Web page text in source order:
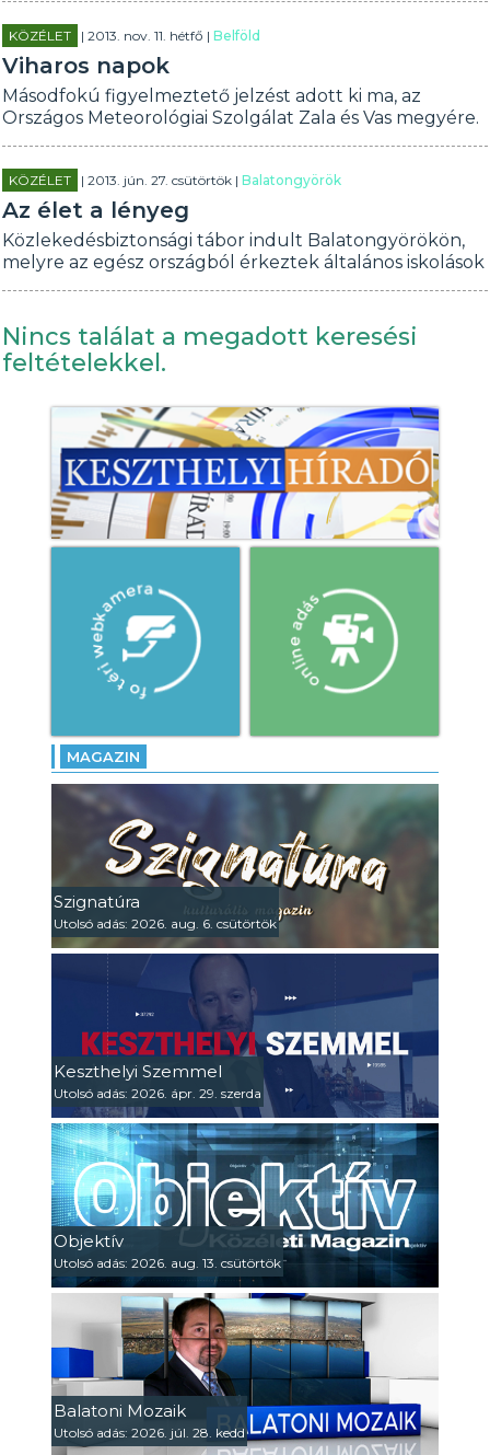
KÖZÉLET | 2013. nov. 11. hétfő |Belföld
Viharos napok
Másodfokú figyelmeztető jelzést adott ki ma, az
Országos Meteorológiai Szolgálat Zala és Vas megyére.
KÖZÉLET | 2013. jún. 27. csütörtök |Balatongyörök
Az élet a lényeg
Közlekedésbiztonsági tábor indult Balatongyörökön,
melyre az egész országból érkeztek általános iskolások
Nincs találat a megadott keresési
feltételekkel.
MAGAZIN
Szignatúra
Utolsó adás: 2026. aug. 6. csütörtök
Keszthelyi Szemmel
Utolsó adás: 2026. ápr. 29. szerda
Objektív
Utolsó adás: 2026. aug. 13. csütörtök
Balatoni Mozaik
Utolsó adás: 2026. júl. 28. kedd